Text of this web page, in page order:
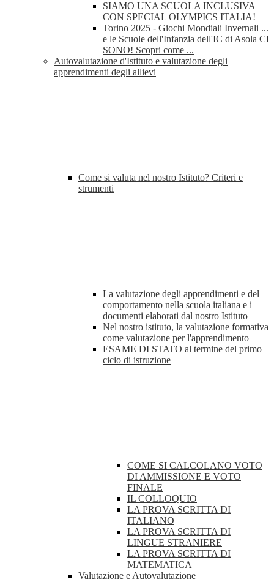
SIAMO UNA SCUOLA INCLUSIVA
CON SPECIAL OLYMPICS ITALIA!
Torino 2025 - Giochi Mondiali Invernali ...
e le Scuole dell'Infanzia dell'IC di Asola CI
SONO! Scopri come ...
Autovalutazione d'Istituto e valutazione degli
apprendimenti degli allievi
Come si valuta nel nostro Istituto? Criteri e
strumenti
La valutazione degli apprendimenti e del
comportamento nella scuola italiana e i
documenti elaborati dal nostro Istituto
Nel nostro istituto, la valutazione formativa
come valutazione per l'apprendimento
ESAME DI STATO al termine del primo
ciclo di istruzione
COME SI CALCOLANO VOTO
DI AMMISSIONE E VOTO
FINALE
IL COLLOQUIO
LA PROVA SCRITTA DI
ITALIANO
LA PROVA SCRITTA DI
LINGUE STRANIERE
LA PROVA SCRITTA DI
MATEMATICA
Valutazione e Autovalutazione